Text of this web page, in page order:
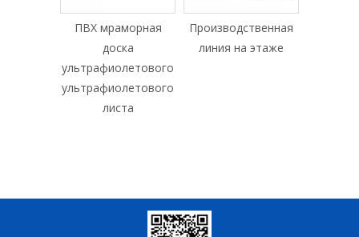
Производственная
линия на этаже
WPC Decking
Machine